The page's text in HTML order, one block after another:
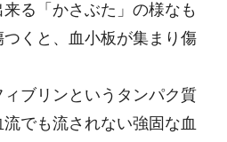
る「かさぶた」の様なも
くと、血小板が集まり傷
ブリンというタンパク質
でも流されない強固な血